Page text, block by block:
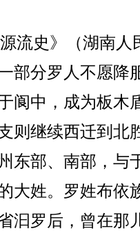
流史》（湖南人
部分罗人不愿降
阆中，成为板木
则继续西迁到北
东部、南部，与
大姓。罗姓布依
汩罗后，曾在那